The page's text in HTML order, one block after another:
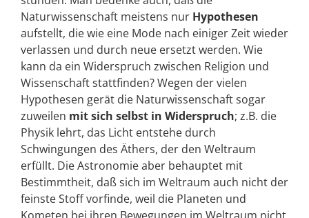
Naturwissenschaft meistens nur Hypothesen
aufstellt, die wie eine Mode nach einiger Zeit wieder
verlassen und durch neue ersetzt werden. Wie
kann da ein Widerspruch zwischen Religion und
Wissenschaft stattfinden? Wegen der vielen
Hypothesen gerät die Naturwissenschaft sogar
zuweilen mit sich selbst in Widerspruch; z.B. die
Physik lehrt, das Licht entstehe durch
Schwingungen des Äthers, der den Weltraum
erfüllt. Die Astronomie aber behauptet mit
Bestimmtheit, daß sich im Weltraum auch nicht der
feinste Stoff vorfinde, weil die Planeten und